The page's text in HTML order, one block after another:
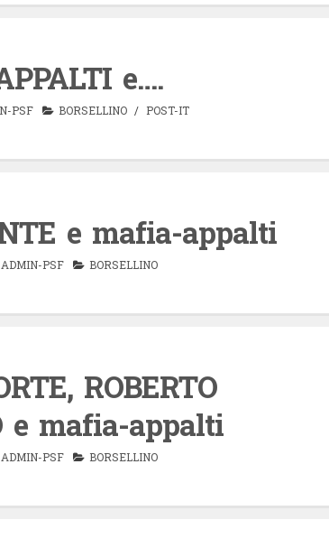
e….
PSF BORSELLINO/ POST-IT
e mafia-appalti
ADMIN-PSF BORSELLINO
ROBERTO
e mafia-appalti
ADMIN-PSF BORSELLINO